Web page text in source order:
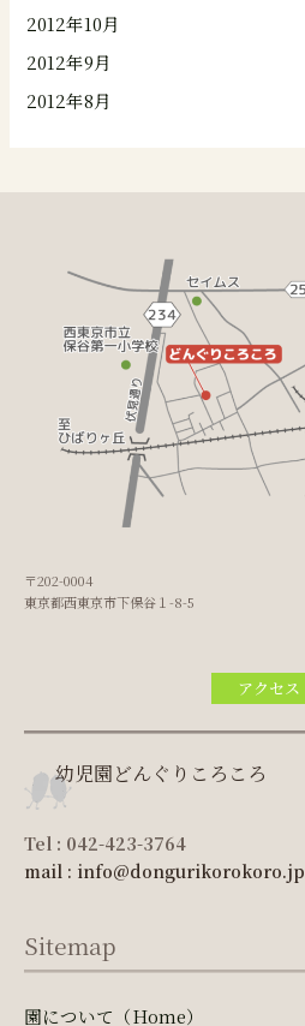
2012年10月
2012年9月
2012年8月
〒202-0004
東京都西東京市下保谷１-8-5
アクセス
幼児園どんぐりころころ
Tel : 042-423-3764
mail : info@dongurikorokoro.jp
Sitemap
園について（Home）